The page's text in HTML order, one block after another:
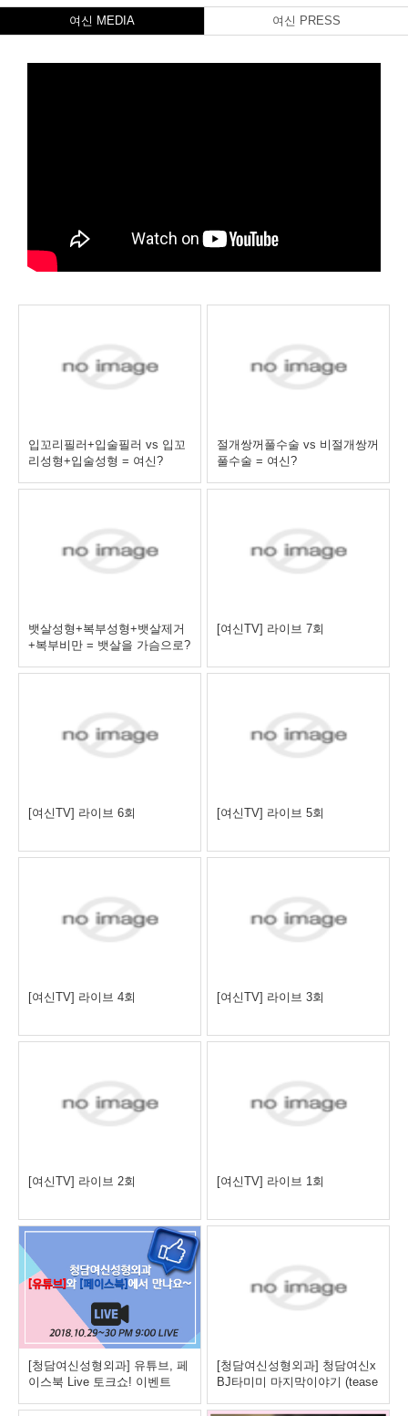
여신 MEDIA 여신 PRESS
입꼬리필러+입술필러 vs 입꼬
리성형+입술성형 = 여신?
절개쌍꺼풀수술 vs 비절개쌍꺼
풀수술 = 여신?
뱃살성형+복부성형+뱃살제거
+복부비만 = 뱃살을 가슴으로?
[여신TV] 라이브 7회
[여신TV] 라이브 6회 [여신TV] 라이브 5회
[여신TV] 라이브 4회 [여신TV] 라이브 3회
[여신TV] 라이브 2회 [여신TV] 라이브 1회
[청담여신성형외과] 유튜브, 페
이스북 Live 토크쇼! 이벤트
[청담여신성형외과] 청담여신x
BJ타미미 마지막이야기 (tease